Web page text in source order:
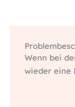
Wenn bei
wieder eine